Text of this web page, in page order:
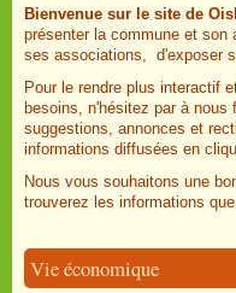
Bienvenue sur le site de
présenter la commune et son
ses associations, d'exposer
Pour le rendre plus interactif
besoins, n'hésitez par à nous
suggestions, annonces et
informations diffusées en
Nous vous souhaitons une
trouverez les informations
Vie économique